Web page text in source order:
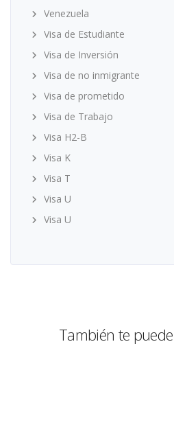
Venezuela
Visa de Estudiante
Visa de Inversión
Visa de no inmigrante
Visa de prometido
Visa de Trabajo
Visa H2-B
Visa K
Visa T
Visa U
Visa U
También te